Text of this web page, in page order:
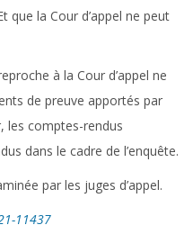
que la Cour d’appel ne peut
à la Cour d’appel ne
de preuve apportés par
les comptes-rendus
dans le cadre de l’enquête.
par les juges d’appel.
11437